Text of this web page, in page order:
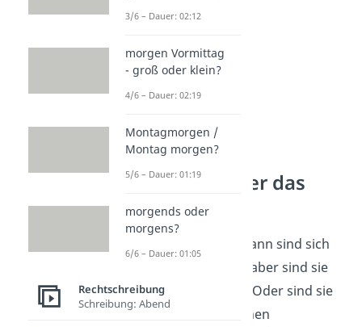
dasselbe oder das
Gleiche?
Oh man und Oh Mann sind sich
zwar sehr ähnlich, aber sind sie
deshalb
? Oder sind sie
? Welchen
3/6 – Dauer: 02:12
morgen Vormittag
- groß oder klein?
4/6 – Dauer: 02:19
Montagmorgen /
Montag morgen?
5/6 – Dauer: 01:19
morgends oder
morgens?
6/6 – Dauer: 01:05
Rechtschreibung
Schreibung: Abend